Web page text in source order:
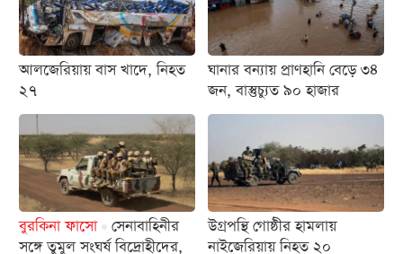
আলজেরিয়ায় বাস খাদে, নিহত
২৭
ঘানার বন্যায় প্রাণহানি বেড়ে ৩৪
জন, বাস্তুচ্যুত ৯০ হাজার
বুরকিনা ফাসো
সেনাবাহিনীর
সঙ্গে তুমুল সংঘর্ষ বিদ্রোহীদের,
উগ্রপন্থি গোষ্ঠীর হামলায়
নাইজেরিয়ায় নিহত ২০